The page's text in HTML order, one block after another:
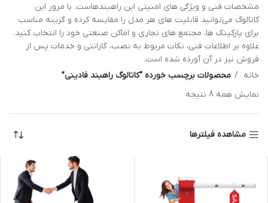
مشخصات فنی و ویژگی های امنیتی این راهبندهاست. با مرور این
کاتالوگ می‌توانید قابلیت های هر مدل را مقایسه کرده و گزینه مناسب
برای پارکینگ ها، مجتمع های تجاری و اماکن صنعتی خود را انتخاب کنید.
علاوه بر اطلاعات فنی، نکات مربوط به نصب، گارانتی و خدمات پس از
فروش نیز در آن آورده شده است.
خانه
محصولات برچسب خورده “کاتالوگ راهبند فادینی”
نمایش همه 8 نتیجه
مشاهده فیلترها